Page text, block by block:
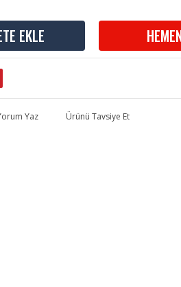
EKLE
Yaz Ürünü Tavsiye Et